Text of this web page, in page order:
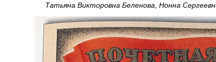
Татьяна Викторовна Беленова, Нонна